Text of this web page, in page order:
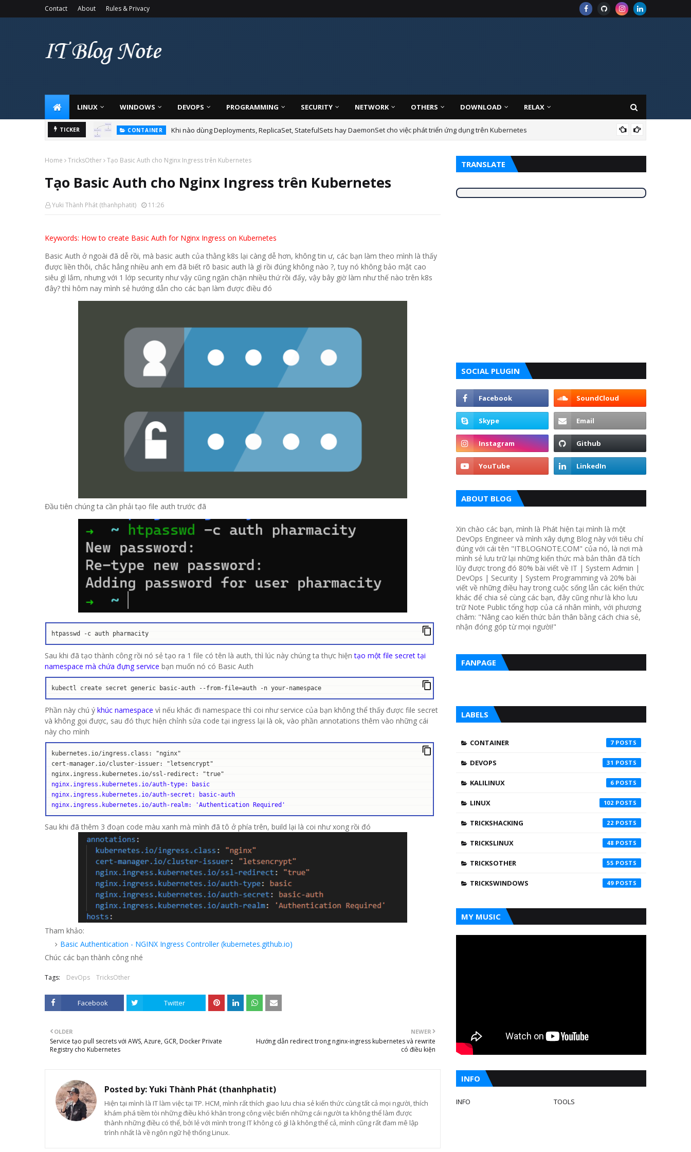
Contact About Rules & Privacy
LINUX WINDOWS DEVOPS PROGRAMMING SECURITY NETWORK OTHERS DOWNLOAD RELAX
TICKER CONTAINER Khi nào dùng Deployments, ReplicaSet, StatefulSets hay DaemonSet cho việc phát triển ứng dụng trên Kubernetes
Home TricksOther Tạo Basic Auth cho Nginx Ingress trên Kubernetes
Tạo Basic Auth cho Nginx Ingress trên Kubernetes
Yuki Thành Phát (thanhphatit) 11:26
Keywords: How to create Basic Auth for Nginx Ingress on Kubernetes
Basic Auth ở ngoài đã dễ rồi, mà basic auth của thằng k8s lại càng dễ hơn, không tin ư, các bạn làm theo mình là thấy
được liền thôi, chắc hẳng nhiều anh em đã biết rõ basic auth là gì rồi đúng không nào ?, tuy nó không bảo mật cao
siêu gì lắm, nhưng với 1 lớp security như vậy cũng ngăn chặn nhiều thứ rồi đấy, vậy bây giờ làm như thế nào trên k8s
đây? thì hôm nay mình sẻ hướng dẫn cho các bạn làm được điều đó
Đầu tiên chúng ta cần phải tạo file auth trước đã
htpasswd -c auth pharmacity
Sau khi đã tạo thành công rồi nó sẻ tạo ra 1 file có tên là auth, thì lúc này chúng ta thực hiệntạo một file secret tại
namespace mà chứa đựng service bạn muốn nó có Basic Auth
kubectl create secret generic basic-auth --from-file=auth -n your-namespace
Phần này chú ý khúc namespace vì nếu khác đi namespace thì coi như service của bạn không thể thấy được file secret
và không gọi được, sau đó thực hiện chỉnh sửa code tại ingress lại là ok, vào phần annotations thêm vào những cái
này cho mình
kubernetes.io/ingress.class: "nginx"
cert-manager.io/cluster-issuer: "letsencrypt"
nginx.ingress.kubernetes.io/auth-type: basic
nginx.ingress.kubernetes.io/auth-secret: basic-auth
nginx.ingress.kubernetes.io/auth-realm: 'Authentication Required'
Sau khi đã thêm 3 đoạn code màu xanh mà mình đã tô ở phía trên, build lại là coi như xong rồi đó
Tham khảo:
Basic Authentication - NGINX Ingress Controller (kubernetes.github.io)
Chúc các bạn thành công nhé
Tags: DevOps TricksOther
Facebook Twitter
NEWER
Hướng dẫn redirect trong nginx-ingress kubernetes và rewrite
có điều kiện
OLDER
Service tạo pull secrets với AWS, Azure, GCR, Docker Private
Registry cho Kubernetes
Posted by:Yuki Thành Phát (thanhphatit)
Hiện tại mình là IT làm việc tại TP. HCM, mình rất thích giao lưu chia sẻ kiến thức cùng tất cả mọi người, thích
khám phá tiềm tòi những điều khó khăn trong công việc biến những cái người ta không thể làm được
thành những điều có thể, bởi lẻ với mình trong IT không có gì là không thể cả, mình cũng rất đam mê lập
trình nhất là về ngôn ngữ hệ thống Linux.
TRANSLATE
SOCIAL PLUGIN
ABOUT BLOG
Xin chào các bạn, mình là Phát hiện tại mình là một
DevOps Engineer và mình xây dựng Blog này với tiêu chí
đúng với cái tên "ITBLOGNOTE.COM" của nó, là nơi mà
mình sẻ lưu trữ lại những kiến thức mà bản thân đã tích
lũy được trong đó 80% bài viết về IT | System Admin |
DevOps | Security | System Programming và 20% bài
viết về những điều hay trong cuộc sống lẫn các kiến thức
khác để chia sẻ cùng các bạn, đây cũng như là kho lưu
trữ Note Public tổng hợp của cá nhân mình, với phương
châm: "Nâng cao kiến thức bản thân bằng cách chia sẻ,
nhận đóng góp từ mọi người!"
FANPAGE
LABELS
CONTAINER 7
DEVOPS 31
KALILINUX 6
LINUX 102
TRICKSHACKING 22
TRICKSLINUX 48
TRICKSOTHER 55
TRICKSWINDOWS 49
MY MUSIC
INFO
INFO TOOLS